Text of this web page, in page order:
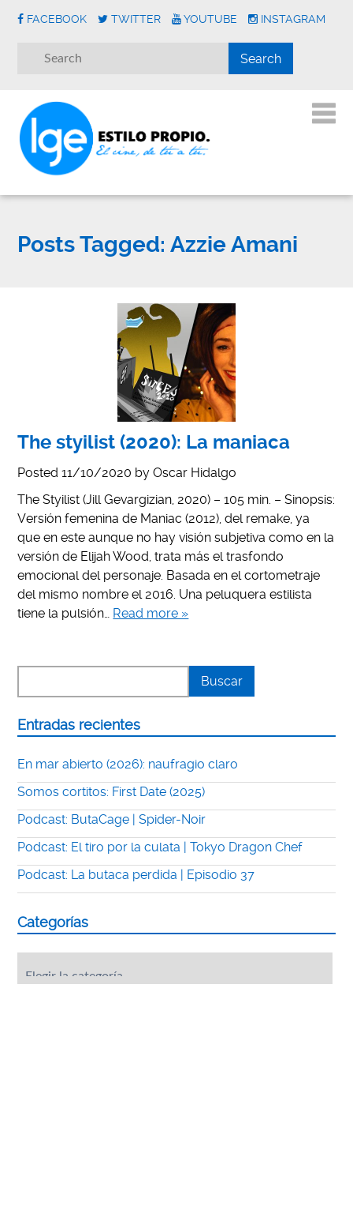
FACEBOOK TWITTER YOUTUBE INSTAGRAM
Posts Tagged: Azzie Amani
The styilist (2020): La maniaca
Posted11/10/2020 byOscar Hidalgo
The Styilist (Jill Gevargizian, 2020) – 105 min. – Sinopsis:
Versión femenina de Maniac (2012), del remake, ya
que en este aunque no hay visión subjetiva como en la
versión de Elijah Wood, trata más el trasfondo
emocional del personaje. Basada en el cortometraje
del mismo nombre el 2016. Una peluquera estilista
tiene la pulsión… Read more »
Entradas recientes
En mar abierto (2026): naufragio claro
Somos cortitos: First Date (2025)
Podcast: ButaCage | Spider-Noir
Podcast: El tiro por la culata | Tokyo Dragon Chef
Podcast: La butaca perdida | Episodio 37
Categorías